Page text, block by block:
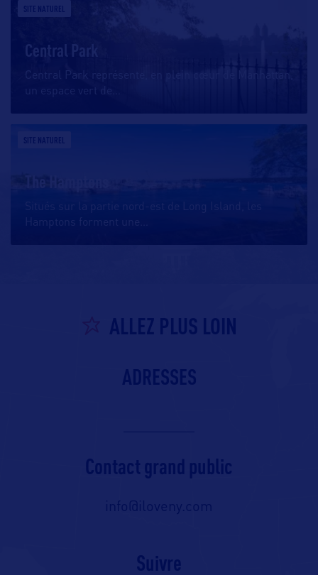
SITE NATUREL
Central Park
Central Park représente, en plein cœur de Manhattan,
un espace vert de
SITE NATUREL
The Hamptons
Situés sur la partie nord-est de Long Island, les
Hamptons forment une
ALLEZ PLUS LOIN
ADRESSES
Contact grand public
info@iloveny.com